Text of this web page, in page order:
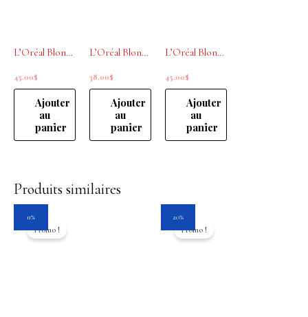
L’Oréal Blondifier Gloss Shampoing restaurateur et illuminateur 500ml
45.00$
Ajouter
au
panier
L’Oréal Blondifier Conditioner restaurateur et illuminateur 200ml
38.00$
Ajouter
au
panier
L’Oréal Blondifier Masque Nutritif et Illuminateur 250ml
45.00$
Ajouter
au
panier
Produits similaires
11%
Promo !
initial actuel
20%
Promo !
initial
prix
actuel